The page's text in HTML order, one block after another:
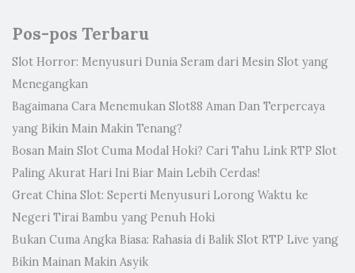
Pos-pos Terbaru
Slot Horror: Menyusuri Dunia Seram dari Mesin Slot yang
Menegangkan
Bagaimana Cara Menemukan Slot88 Aman Dan Terpercaya
yang Bikin Main Makin Tenang?
Bosan Main Slot Cuma Modal Hoki? Cari Tahu Link RTP Slot
Paling Akurat Hari Ini Biar Main Lebih Cerdas!
Great China Slot: Seperti Menyusuri Lorong Waktu ke
Negeri Tirai Bambu yang Penuh Hoki
Bukan Cuma Angka Biasa: Rahasia di Balik Slot RTP Live yang
Bikin Mainan Makin Asyik